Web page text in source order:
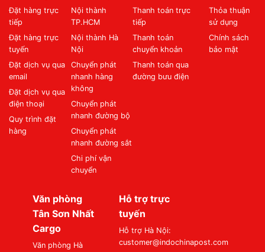
Đặt hàng trực
tiếp
Đặt hàng trực
tuyến
Đặt dịch vụ qua
email
Đặt dịch vụ qua
điện thoại
Quy trình đặt
hàng
Nội thành
TP.HCM
Nội thành Hà
Nội
Chuyển phát
nhanh hàng
không
Chuyển phát
nhanh đường bộ
Chuyển phát
nhanh đường sắt
Chi phí vận
chuyển
Thanh toán trực
tiếp
Thanh toán
chuyển khoản
Thanh toán qua
đường bưu điện
Thỏa thuận
sử dụng
Chính sách
bảo mật
Văn phòng
Tân Sơn Nhất
Cargo
Văn phòng Hà
Hỗ trợ trực
tuyến
Hỗ trợ Hà Nội:
customer@indochinapost.com